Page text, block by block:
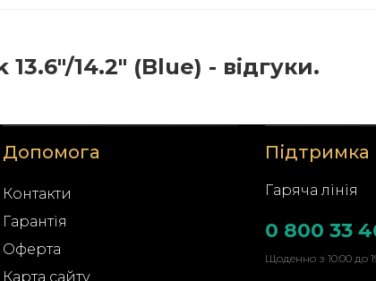
14.2" (Blue) - відгуки.
Допомога
Контакти
Гарантія
Оферта
Карта сайту
Підтримка
Гаряча лінія
0 800 33
Щоденно з 10:00 до